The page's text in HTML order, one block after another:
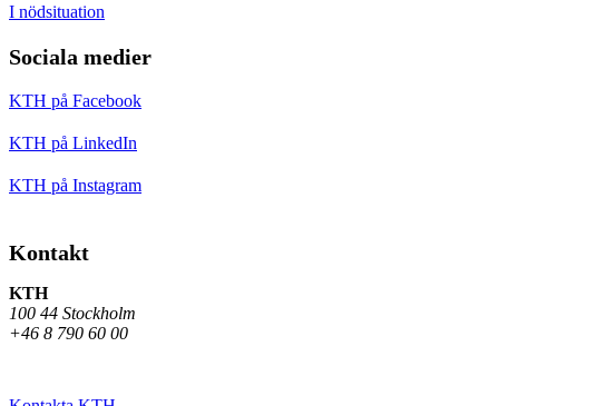
I nödsituation
Sociala medier
KTH på Facebook
KTH på LinkedIn
KTH på Instagram
Kontakt
KTH
100 44 Stockholm
+46 8 790 60 00